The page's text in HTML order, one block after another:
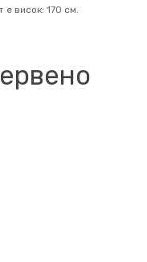
е висок: 170 см.